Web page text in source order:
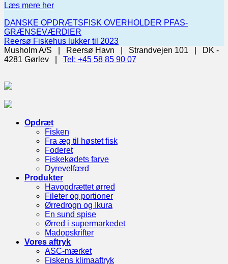
Læs mere her
DANSKE OPDRÆTSFISK OVERHOLDER PFAS-
GRÆNSEVÆRDIER
Reersø Fiskehus lukker til 2023
Musholm A/S | Reersø Havn | Strandvejen 101 | DK -
4281 Gørlev | Tel: +45 58 85 90 07
Opdræt
Fisken
Fra æg til høstet fisk
Foderet
Fiskekødets farve
Dyrevelfærd
Produkter
Havopdrættet ørred
Fileter og portioner
Ørredrogn og Ikura
En sund spise
Ørred i supermarkedet
Madopskrifter
Vores aftryk
ASC-mærket
Fiskens klimaaftryk